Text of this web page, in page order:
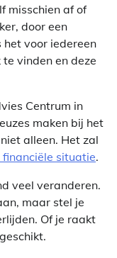
misschien af of
door een
het voor iedereen
vinden en deze
Centrum in
maken bij het
alleen. Het zal
financiële situatie.
veel veranderen.
maar stel je
Of je raakt